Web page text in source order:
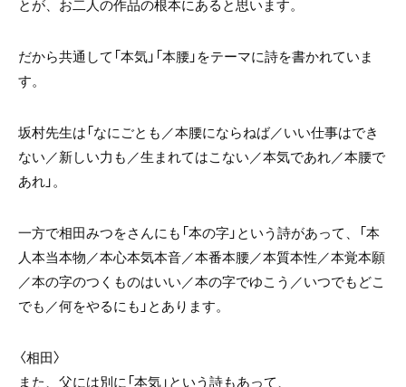
とが、お二人の作品の根本にあると思います。
だから共通して「本気」「本腰」をテーマに詩を書かれていま
す。
坂村先生は「なにごとも／本腰にならねば／いい仕事はでき
ない／新しい力も／生まれてはこない／本気であれ／本腰で
あれ」。
一方で相田みつをさんにも「本の字」という詩があって、「本
人本当本物／本心本気本音／本番本腰／本質本性／本覚本願
／本の字のつくものはいい／本の字でゆこう／いつでもどこ
でも／何をやるにも」とあります。
〈相田〉
また、父には別に「本気」という詩もあって、